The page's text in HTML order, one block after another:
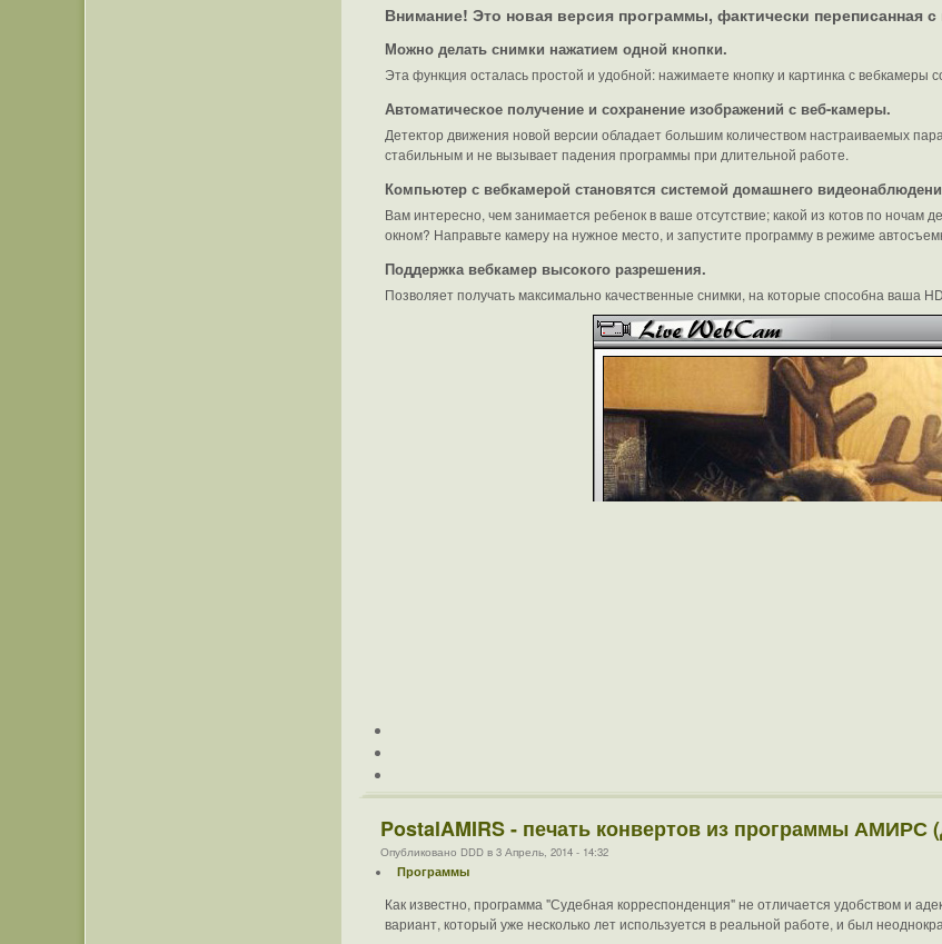
Внимание! Это новая версия программы, фактически переписанная
Можно делать снимки нажатием одной кнопки.
Эта функция осталась простой и удобной: нажимаете кнопку и картинка с вебкамеры
Автоматическое получение и сохранение изображений с веб-камеры.
Детектор движения новой версии обладает большим количеством настраиваемых
стабильным и не вызывает падения программы при длительной работе.
Компьютер с вебкамерой становятся системой домашнего
Вам интересно, чем занимается ребенок в ваше отсутствие; какой из котов по
окном? Направьте камеру на нужное место, и запустите программу в режиме
Поддержка вебкамер высокого разрешения.
Позволяет получать максимально качественные снимки, на которые способна ваша
PostalAMIRS - печать конвертов из программы АМИРС
Опубликовано DDD в 3 Апрель, 2014 - 14:32
Программы
Как известно, программа "Судебная корреспонденция" не отличается удобством и
вариант, который уже несколько лет используется в реальной работе, и был